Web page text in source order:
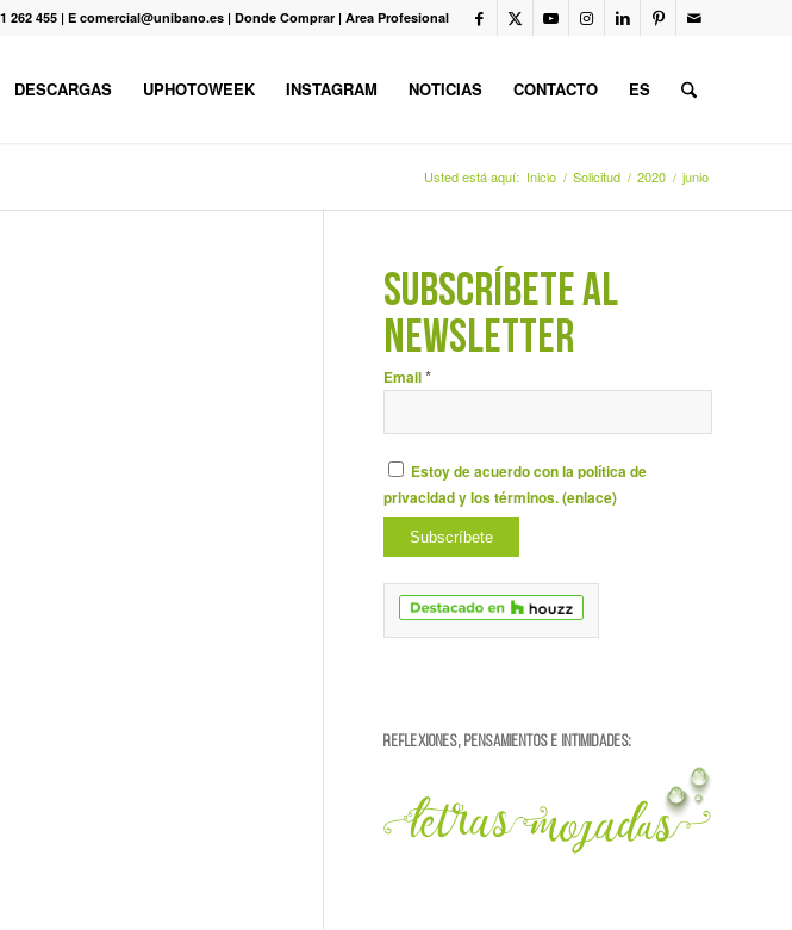
262 455 | E comercial@unibano.es | Donde Comprar | Area Profesional
DESCARGAS UPHOTOWEEK INSTAGRAM NOTICIAS CONTACTO ES
Usted está aquí: Inicio / Solicitud / 2020 / junio
SUBSCRÍBETE AL
NEWSLETTER
Email*
Estoy de acuerdo con la política de
privacidad y los términos. (enlace)
REFLEXIONES, PENSAMIENTOS E INTIMIDADES: